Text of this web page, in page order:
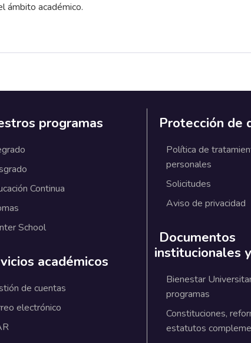
ámbito académico.
programas
Continua
School
académicos
de cuentas
electrónico
Protección de
Política de
personales
Solicitudes
Aviso de privacidad
Documentos
institucionales
Bienestar
programas
Constituciones,
estatutos